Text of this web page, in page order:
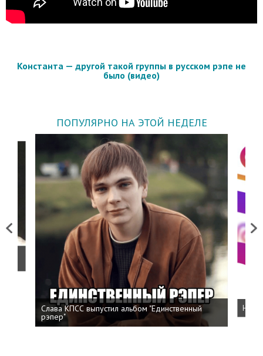
Константа — другой такой группы в русском рэпе не
было (видео)
ПОПУЛЯРНО НА ЭТОЙ НЕДЕЛЕ
Previous
Слава КПСС выпустил альбом "Единственный
рэпер"
Next